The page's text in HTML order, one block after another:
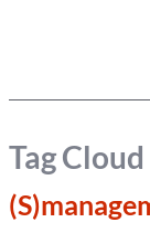
Tag Cloud